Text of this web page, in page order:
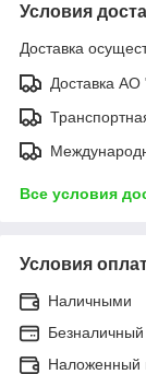
Условия
Доставка
Доставка АО
Все условия
Условия
Наличными
Безналичный
Наложенный